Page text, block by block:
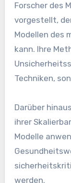
Forscher des
vorgestellt,
Modellen des
kann. Ihre
Techniken,
Darüber
ihrer
Modelle
werden.